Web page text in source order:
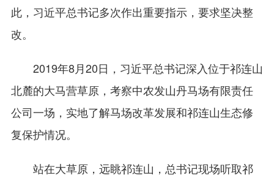
此，习近平总书记多次作出重要指示，要求坚决整
改。
2019年8月20日，习近平总书记深入位于祁连山
北麓的大马营草原，考察中农发山丹马场有限责任
公司一场，实地了解马场改革发展和祁连山生态修
复保护情况。
站在大草原，远眺祁连山，总书记现场听取祁